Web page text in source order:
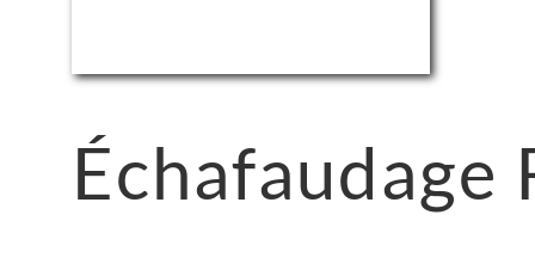
Échafaudage